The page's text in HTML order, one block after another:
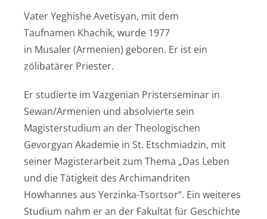
Vater Yeghishe Avetisyan, mit dem
Taufnamen Khachik, wurde 1977
in Musaler (Armenien) geboren. Er ist ein
zölibatärer Priester.
Er studierte im Vazgenian Pristerseminar in
Sewan/Armenien und absolvierte sein
Magisterstudium an der Theologischen
Gevorgyan Akademie in St. Etschmiadzin, mit
seiner Magisterarbeit zum Thema „Das Leben
und die Tätigkeit des Archimandriten
Howhannes aus Yerzinka-Tsortsor“. Ein weiteres
Studium nahm er an der Fakultät für Geschichte